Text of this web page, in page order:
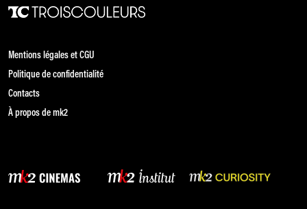
Mentions légales et CGU
Politique de confidentialité
Contacts
À propos de mk2